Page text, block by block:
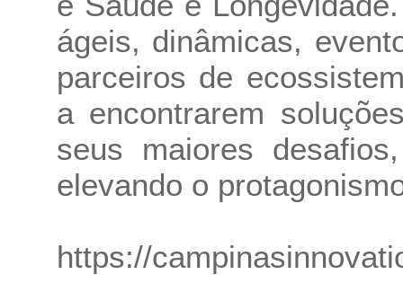
ágeis, dinâmicas,
parceiros de
a encontrarem
seus maiores
elevando o
https://